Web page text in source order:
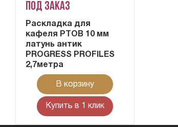
Под заказ
Раскладка для
кафеля PTOB 10 мм
латунь антик
PROGRESS PROFILES
2,7метра
В корзину
Купить в 1 клик